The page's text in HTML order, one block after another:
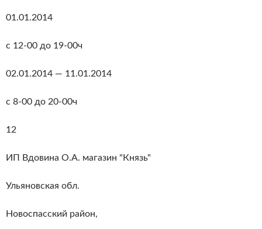
01.01.2014
с 12-00 до 19-00ч
02.01.2014 — 11.01.2014
с 8-00 до 20-00ч
12
ИП Вдовина О.А. магазин "Князь"
Ульяновская обл.
Новоспасский район,